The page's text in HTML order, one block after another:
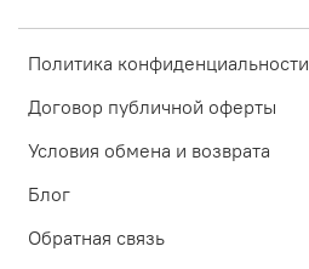
Политика конфиденциальности
Договор публичной оферты
Условия обмена и возврата
Блог
Обратная связь